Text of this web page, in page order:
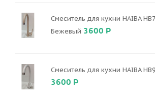
Смеситель для кухни HAIBA
Бежевый 3600 Р
Смеситель для кухни HAIBA
3600 Р